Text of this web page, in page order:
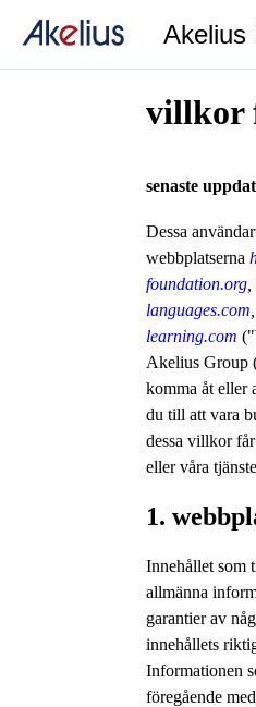
Akelius
villkor
senaste
Dessa
webbplatserna
foundation.org
languages.com
learning.com
Akelius Group
komma åt eller
du till att vara
dessa villkor
eller våra
1.
Innehållet som
allmänna
garantier av
innehållets
Informationen
föregående